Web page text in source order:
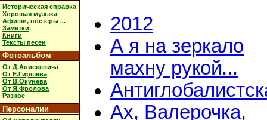
Историческая справка
Хорошая музыка
Афиши, постеры ...
Заметки
Книги
Тексты песен
Фотоальбом
От Д.Анискевича
От Е.Гиршева
От В.Окунева
От Я.Фролова
Разное
Персоналии
2012
А я на зеркало
махну рукой...
Ах, Валерочка,